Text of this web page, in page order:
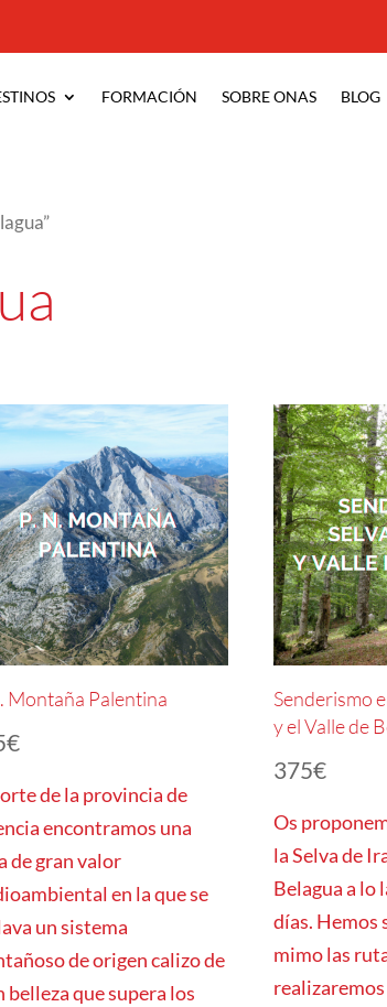
FORMACIÓN SOBRE ONAS BLOG
Montaña Palentina
€
de la provincia de
encontramos una
de gran valor
en la que se
un sistema
de origen calizo de
belleza que supera los
Senderismo
y el Valle de
375€
Os
la Selva de
Belagua a lo
días. Hemos
mimo las